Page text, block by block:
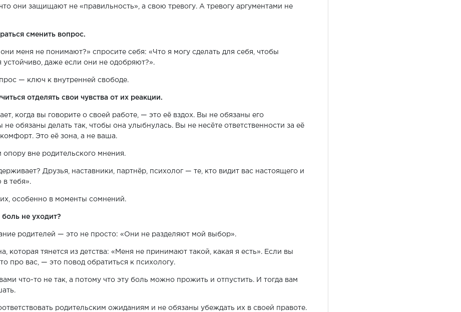
они защищают не «правильность», а свою тревогу. А тревогу аргументами не
сменить вопрос.
меня не понимают?» спросите себя: «Что я могу сделать для себя, чтобы
устойчиво, даже если они не одобряют?».
— ключ к внутренней свободе.
отделять свои чувства от их реакции.
когда вы говорите о своей работе, — это её вздох. Вы не обязаны его
не обязаны делать так, чтобы она улыбнулась. Вы не несёте ответственности за её
Это её зона, а не ваша.
опору вне родительского мнения.
Друзья, наставники, партнёр, психолог — те, кто видит вас настоящего и
в тебя».
особенно в моменты сомнений.
боль не уходит?
родителей — это не просто: «Они не разделяют мой выбор».
которая тянется из детства: «Меня не принимают такой, какая я есть». Если вы
про вас, — это повод обратиться к психологу.
что-то не так, а потому что эту боль можно прожить и отпустить. И тогда вам
родительским ожиданиям и не обязаны убеждать их в своей правоте.